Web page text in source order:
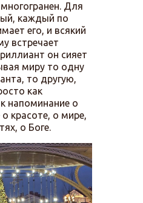
Для
каждый по
его, и всякий
встречает
он сияет
миру то одну
то другую,
как
напоминание о
красоте, о мире,
о Боге.